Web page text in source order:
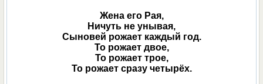
Жена его Рая,
Ничуть не унывая,
Сыновей рожает каждый год.
То рожает двое,
То рожает трое,
То рожает сразу четырёх.